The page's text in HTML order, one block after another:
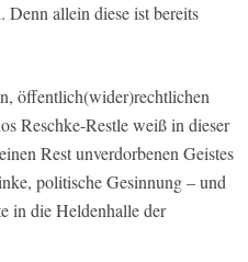
allein diese ist bereits
öffentlich(wider)rechtlichen
Reschke-Restle weiß in dieser
Rest unverdorbenen Geistes
politische Gesinnung – und
in die Heldenhalle der